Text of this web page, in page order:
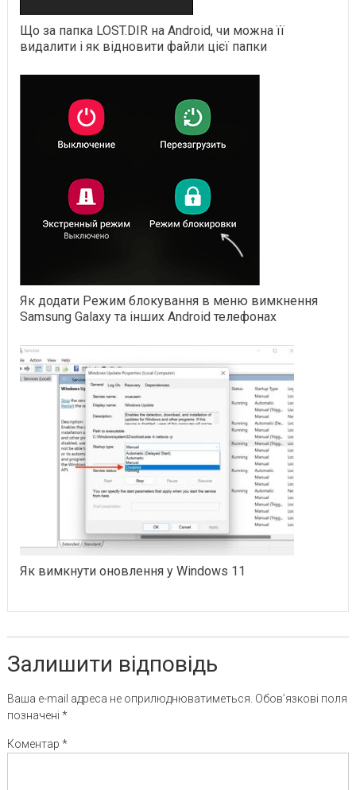
Що за папка LOST.DIR на Android, чи можна її
видалити і як відновити файли цієї папки
Як додати Режим блокування в меню вимкнення
Samsung Galaxy та інших Android телефонах
Як вимкнути оновлення у Windows 11
Залишити відповідь
Ваша e-mail адреса не оприлюднюватиметься. Обов’язкові поля
позначені *
Коментар *